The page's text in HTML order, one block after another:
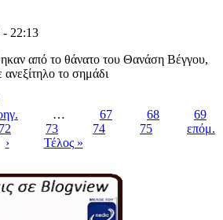
- 22:13
από το θάνατο του Θανάση Βέγγου,
το σημάδι
… 67 68
69
72 73 74 75
επόμ.
›
Τέλος »